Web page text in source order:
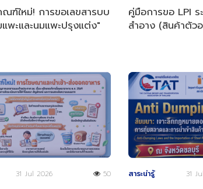
ฑ์ใหม่! การขอเลขสารบบ
พะและนมแพะปรุงแต่ง"
คู่มือการขอ LPI ร
สำอาง (สินค้าตัว
31 Jul 2026 50 สาระน่ารู้ 31